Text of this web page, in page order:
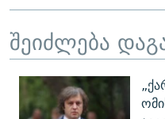
ᲐᲒᲕᲘᲡᲢᲝᲡ ᲝᲛᲘ
ПРИВЕТ ᲙᲣᲚᲢᲣᲠᲐ
შეიძლება